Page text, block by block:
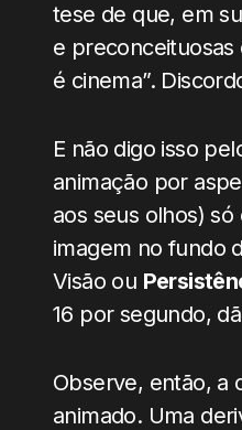
tese de que, em
e preconceituosas
é cinema”.
E não digo isso
animação por
aos seus olhos)
imagem no fundo
Visão ou
16 por segundo,
Observe, então, a
animado. Uma